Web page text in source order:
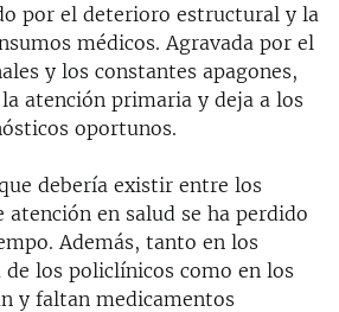
por el deterioro estructural y la
médicos. Agravada por el
y los constantes apagones,
atención primaria y deja a los
oportunos.
debería existir entre los
en salud se ha perdido
Además, tanto en los
de los policlínicos como en los
y faltan medicamentos